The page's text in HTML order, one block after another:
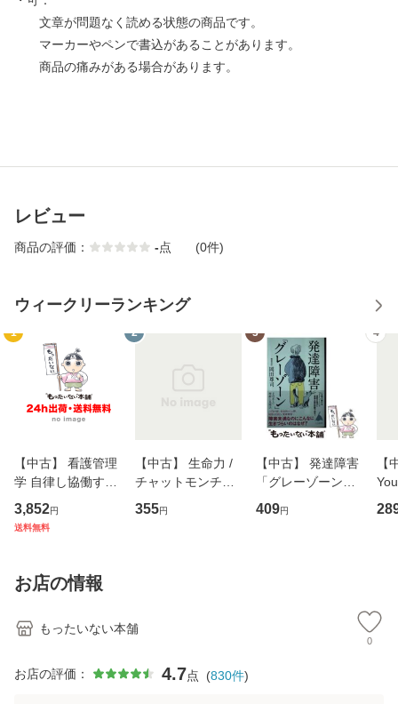
文章が問題なく読める状態の商品です。
マーカーやペンで書込があることがあります。
商品の痛みがある場合があります。
レビュー
商品の評価： -点 (0件)
ウィークリーランキング
1
【中古】 看護管理
学 自律し協働する
専門職の看護マネ
ジメントスキル 改
恵 藤本幸三 / 南江
堂 [単行
3,852円
送料無料
2
【中古】 生命力 /
チャットモンチー /
キューンレコード
[CD]【メール便送
355円
3
【中古】 発達障害
「グレーゾーン」
その正しい理解と
克服法 (SB新書 57
409円
4
【
のが
お店の情報
もったいない本舗
0
お店の評価： 4.7点 (830件)